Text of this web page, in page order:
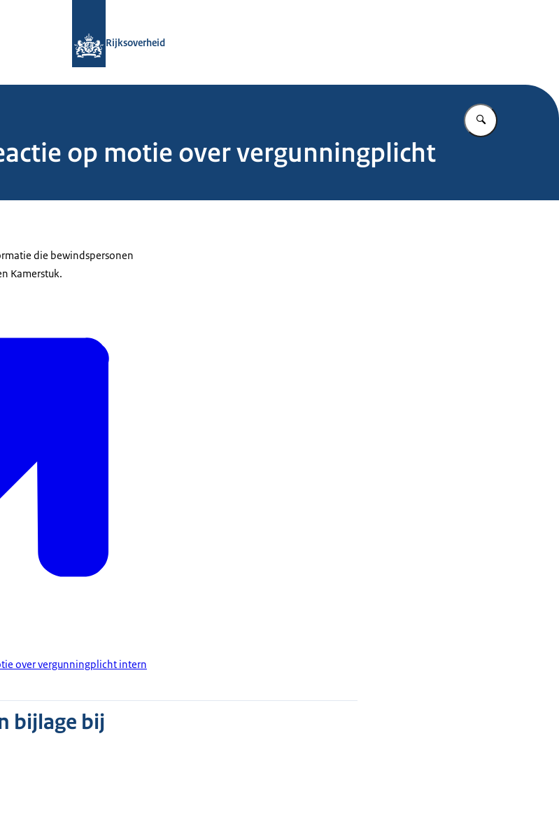
Rijksoverheid
Vul in wat u
op motie over vergunningplicht
die bewindspersonen
Kamerstuk.
over vergunningplicht intern
bijlage bij